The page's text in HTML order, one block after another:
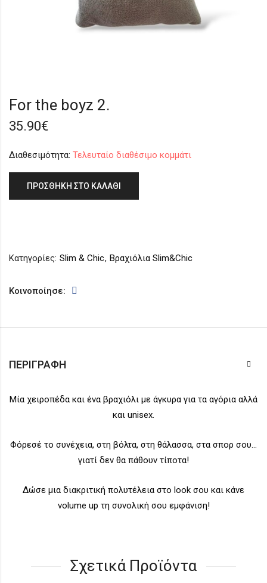
For the boyz 2.
35.90€
Διαθεσιμότητα: Τελευταίο διαθέσιμο κομμάτι
ΠΡΟΣΘΉΚΗ ΣΤΟ ΚΑΛΆΘΙ
Κατηγορίες: Slim & Chic, Βραχιόλια Slim&Chic
Κοινοποίησε:
ΠΕΡΙΓΡΑΦΉ
Μία χειροπέδα και ένα βραχιόλι με άγκυρα για τα αγόρια αλλά
και unisex.
Φόρεσέ το συνέχεια, στη βόλτα, στη θάλασσα, στα σπορ σου…
γιατί δεν θα πάθουν τίποτα!
Δώσε μια διακριτική πολυτέλεια στο look σου και κάνε
volume up τη συνολική σου εμφάνιση!
Σχετικά Προϊόντα